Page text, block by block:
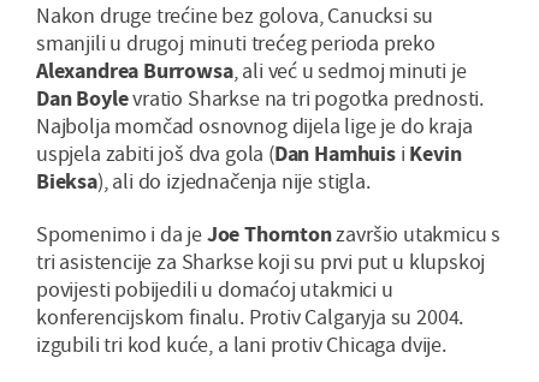
Nakon druge trećine bez golova, Canucksi su
smanjili u drugoj minuti trećeg perioda preko
Alexandrea Burrowsa, ali već u sedmoj minuti je
Dan Boylevratio Sharkse na tri pogotka prednosti.
Najbolja momčad osnovnog dijela lige je do kraja
uspjela zabiti još dva gola (Dan Hamhuisi Kevin
Bieksa), ali do izjednačenja nije stigla.
Spomenimo i da jeJoe Thorntonzavršio utakmicu s
tri asistencije za Sharkse koji su prvi put u klupskoj
povijesti pobijedili u domaćoj utakmici u
konferencijskom finalu. Protiv Calgaryja su 2004.
izgubili tri kod kuće, a lani protiv Chicaga dvije.